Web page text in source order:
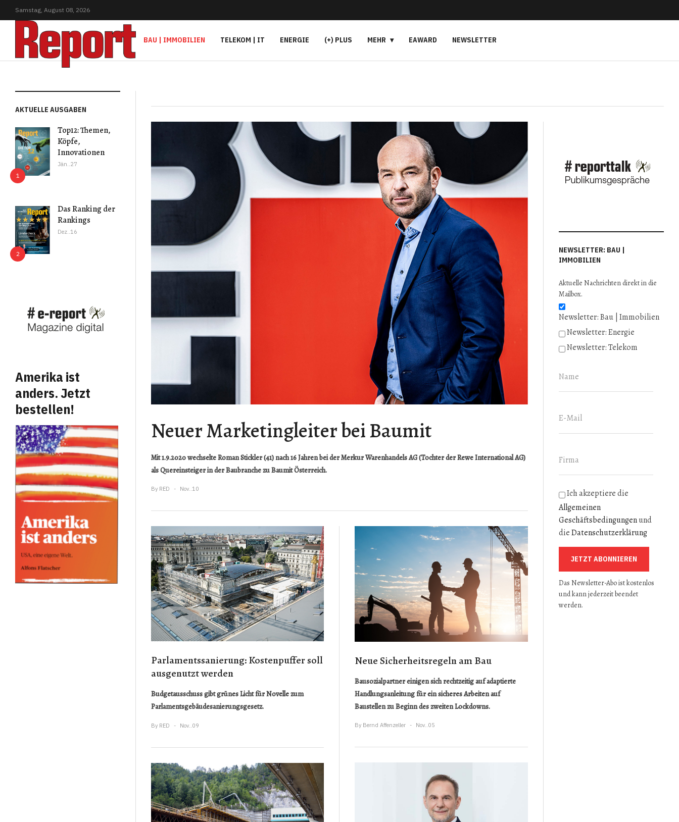
Samstag, August 08, 2026
BAU | IMMOBILIEN TELEKOM | IT ENERGIE (+) PLUS MEHR EAWARD NEWSLETTER
AKTUELLE AUSGABEN
Top12: Themen,
Köpfe,
Innovationen
Jän..27
Das Ranking der
Rankings
Dez..16
Amerika ist
anders. Jetzt
bestellen!
Neuer Marketingleiter bei Baumit
Mit 1.9.2020 wechselte Roman Stickler (41) nach 16 Jahren bei der Merkur Warenhandels AG (Tochter der Rewe International AG)
als Quereinsteiger in der Baubranche zu Baumit Österreich.
By RED Nov..10
Parlamentssanierung: Kostenpuffer soll
ausgenutzt werden
Budgetausschuss gibt grünes Licht für Novelle zum
Parlamentsgebäudesanierungsgesetz.
By RED Nov..09
Neue Sicherheitsregeln am Bau
Bausozialpartner einigen sich rechtzeitig auf adaptierte
Handlungsanleitung für ein sicheres Arbeiten auf
Baustellen zu Beginn des zweiten Lockdowns.
By Bernd Affenzeller Nov..05
NEWSLETTER: BAU |
IMMOBILIEN
Aktuelle Nachrichten direkt in die
Mailbox.
Newsletter: Bau | Immobilien
Newsletter: Energie
Newsletter: Telekom
Ich akzeptiere die
Allgemeinen
Geschäftsbedingungenund
dieDatenschutzerklärung
JETZT ABONNIEREN
Das Newsletter-Abo ist kostenlos
und kann jederzeit beendet
werden.